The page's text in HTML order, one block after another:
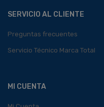
SERVICIO AL CLIENTE
Preguntas frecuentes
Servicio Técnico Marca Total
MI CUENTA